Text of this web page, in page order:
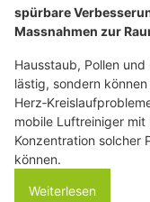
spürbare
Massnahmen zur
Hausstaub, Pollen
lästig, sondern
mobile Luftreiniger mit
Konzentration solcher
können.
Weiterlesen